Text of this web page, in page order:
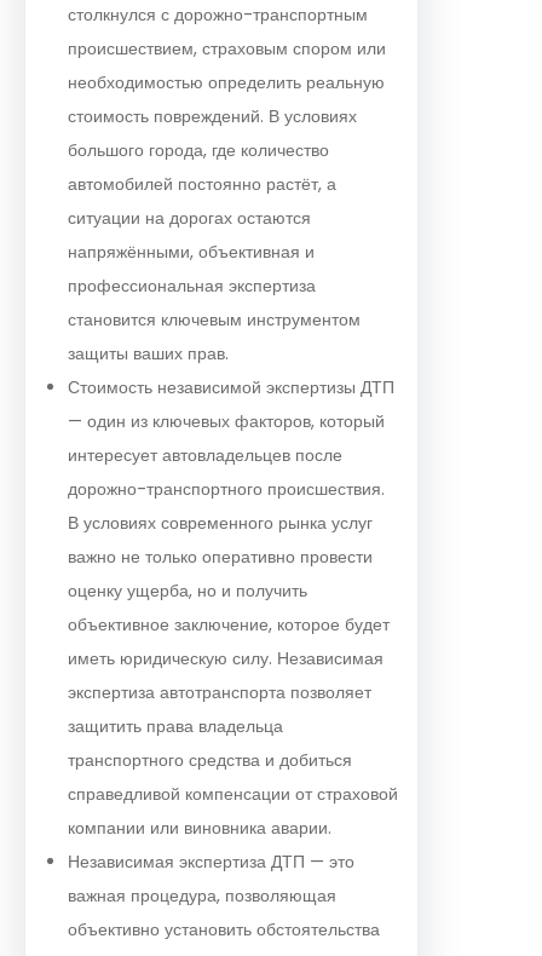
столкнулся с дорожно-транспортным
происшествием, страховым спором или
необходимостью определить реальную
стоимость повреждений. В условиях
большого города, где количество
автомобилей постоянно растёт, а
ситуации на дорогах остаются
напряжёнными, объективная и
профессиональная экспертиза
становится ключевым инструментом
защиты ваших прав.
Стоимость независимой экспертизы ДТП
— один из ключевых факторов, который
интересует автовладельцев после
дорожно-транспортного происшествия.
В условиях современного рынка услуг
важно не только оперативно провести
оценку ущерба, но и получить
объективное заключение, которое будет
иметь юридическую силу. Независимая
экспертиза автотранспорта позволяет
защитить права владельца
транспортного средства и добиться
справедливой компенсации от страховой
компании или виновника аварии.
Независимая экспертиза ДТП — это
важная процедура, позволяющая
объективно установить обстоятельства